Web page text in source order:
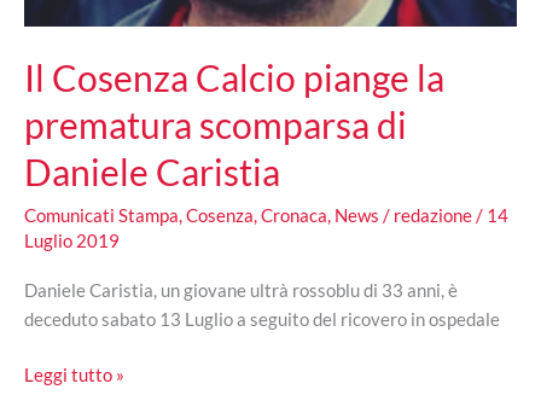
Il Cosenza Calcio piange la
prematura scomparsa di
Daniele Caristia
Comunicati Stampa,Cosenza,Cronaca, News / redazione/ 14
Luglio 2019
Daniele Caristia, un giovane ultrà rossoblu di 33 anni, è
deceduto sabato 13 Luglio a seguito del ricovero in ospedale
IlLeggi tutto »